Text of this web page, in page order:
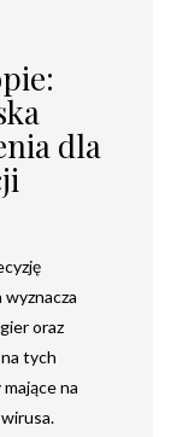
dla
oraz
tych
na